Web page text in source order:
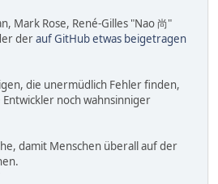
Mark Rose, René-Gilles "Nao 尚"
derauf GitHub etwas beigetragen
die unermüdlich Fehler finden,
noch wahnsinniger
damit Menschen überall auf der